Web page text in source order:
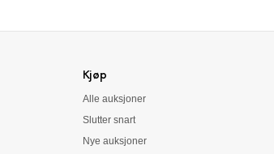
Kjøp
Alle auksjoner
Slutter snart
Nye auksjoner